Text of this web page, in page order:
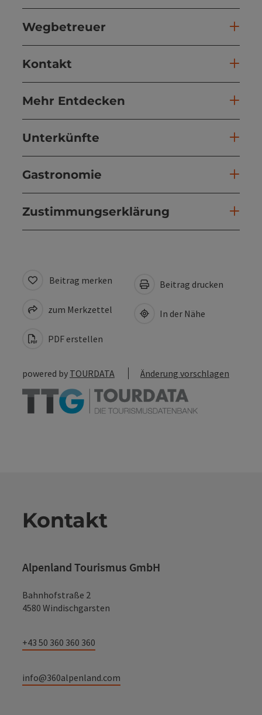
Wegbetreuer
Kontakt
Mehr Entdecken
Unterkünfte
Gastronomie
Zustimmungserklärung
Beitrag merken
zum Merkzettel
PDF erstellen
Beitrag drucken
In der Nähe
powered by TOURDATA Änderung vorschlagen
Kontakt
Alpenland Tourismus GmbH
Bahnhofstraße 2
4580 Windischgarsten
+43 50 360 360 360
info@360alpenland.com